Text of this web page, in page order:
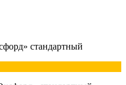
стандартный